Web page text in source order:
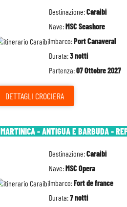
Destinazione:Caraibi
Nave:MSC Seashore
Imbarco:Port Canaveral
Durata:3 notti
Partenza:07 Ottobre 2027
DETTAGLI CROCIERA
MARTINICA - ANTIGUA E BARBUDA -
Destinazione:Caraibi
Nave:MSC Opera
Imbarco:Fort de france
Durata:7 notti